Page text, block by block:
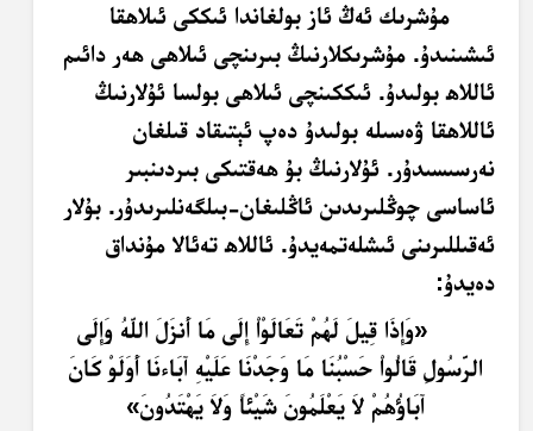
مۇشرىك ئەڭ ئاز بولغاندا ئىككى ئىلاھقا
ئىشىنىدۇ. مۇشرىكلارنىڭ بىرىنچى ئىلاھى ھەر دائىم
ئاللاھ بولىدۇ. ئىككىنچى ئىلاھى بولسا ئۇلارنىڭ
ئاللاھقا ۋەسىلە بولىدۇ دەپ ئېتىقاد قىلغان
نەرسىسىدۇر. ئۇلارنىڭ بۇ ھەقتىكى بىردىنبىر
ئاساسى چوڭلىرىدىن ئاڭلىغان-بىلگەنلىرىدۇر. بۇلار
ئەقىللىرىنى ئىشلەتمەيدۇ. ئاللاھ تەئالا مۇنداق
دەيدۇ:
«وَإِذَا قِيلَ لَهُمْ تَعَالَوْاْ إِلَى مَا أَنزَلَ اللّهُ وَإِلَى
الرَّسُولِ قَالُواْ حَسْبُنَا مَا وَجَدْنَا عَلَيْهِ آبَاءنَا أَوَلَوْ كَانَ
آبَاؤُهُمْ لاَ يَعْلَمُونَ شَيْئاً وَلاَ يَهْتَدُونَ»